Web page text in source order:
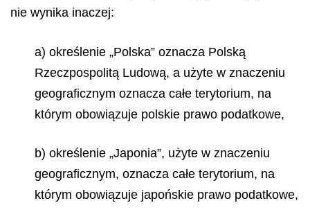
nie wynika inaczej:
a) określenie „Polska” oznacza Polską
Rzeczpospolitą Ludową, a użyte w znaczeniu
geograficznym oznacza całe terytorium, na
którym obowiązuje polskie prawo podatkowe,
b) określenie „Japonia”, użyte w znaczeniu
geograficznym, oznacza całe terytorium, na
którym obowiązuje japońskie prawo podatkowe,